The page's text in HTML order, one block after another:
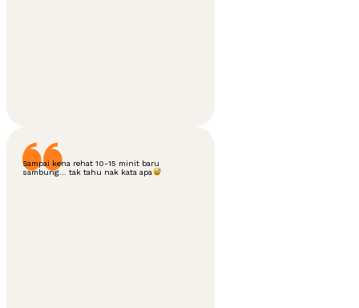
Sampai kena rehat 10-15 minit baru
sambung... tak tahu nak kata apa